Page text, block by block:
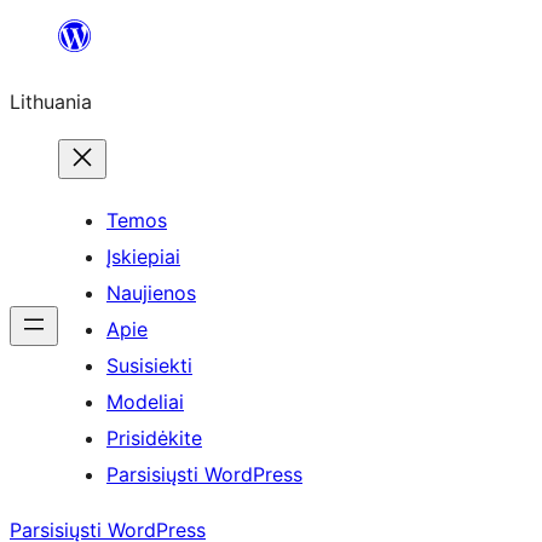
turinio
Lithuania
Temos
Įskiepiai
Naujienos
Apie
Susisiekti
Modeliai
Prisidėkite
Parsisiųsti WordPress
Parsisiųsti WordPress